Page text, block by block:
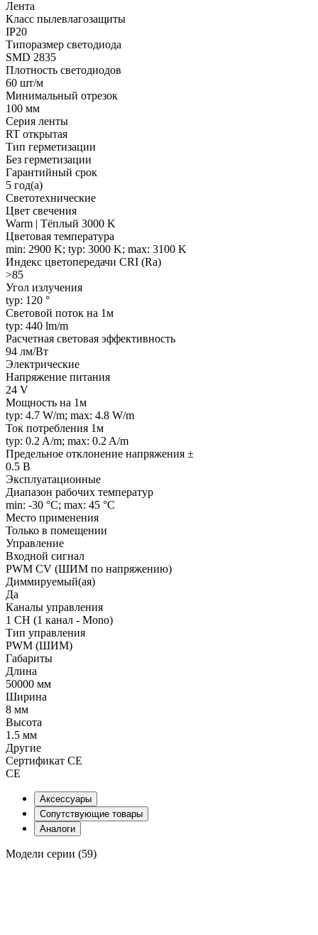
Лента
Класс пылевлагозащиты
IP20
Типоразмер светодиода
SMD 2835
Плотность светодиодов
60 шт/м
Минимальный отрезок
100 мм
Серия ленты
RT открытая
Тип герметизации
Без герметизации
Гарантийный срок
5 год(а)
Светотехнические
Цвет свечения
Warm | Тёплый 3000 K
Цветовая температура
min: 2900 K; typ: 3000 K; max: 3100 K
Индекс цветопередачи CRI (Ra)
>85
Угол излучения
typ: 120 °
Световой поток на 1м
typ: 440 lm/m
Расчетная световая эффективность
94 лм/Вт
Электрические
Напряжение питания
24 V
Мощность на 1м
typ: 4.7 W/m; max: 4.8 W/m
Ток потребления 1м
typ: 0.2 A/m; max: 0.2 A/m
Предельное отклонение напряжения ±
0.5 В
Эксплуатационные
Диапазон рабочих температур
min: -30 °C; max: 45 °C
Место применения
Только в помещении
Управление
Входной сигнал
PWM СV (ШИМ по напряжению)
Диммируемый(ая)
Да
Каналы управления
1 CH (1 канал - Mono)
Тип управления
PWM (ШИМ)
Габариты
Длина
50000 мм
Ширина
8 мм
Высота
1.5 мм
Другие
Сертификат CE
CE
Аксессуары
Сопутствующие товары
Аналоги
Модели серии (59)